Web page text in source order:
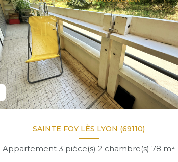
SAINTE FOY LÈS LYON (69110)
Appartement 3 pièce(s) 2 chambre(s) 78 m²